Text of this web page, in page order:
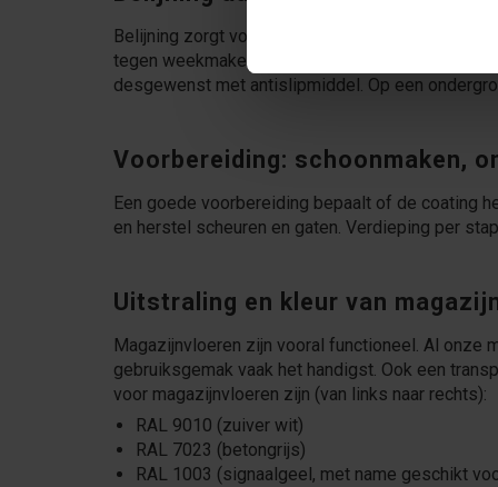
Belijning zorgt voor veiligheid, orde en
tegen weekmakers, olie en vocht. Coat eerst het
desgewenst met antislipmiddel. Op een
Voorbereiding: schoonmaken,
Een goede voorbereiding bepaalt of de coating
en herstel scheuren en gaten. Verdieping per
Uitstraling en kleur van
Magazijnvloeren zijn vooral functioneel. Al onze
gebruiksgemak vaak het handigst. Ook een
voor magazijnvloeren zijn (van links naar rechts):
RAL 9010 (zuiver wit)
RAL 7023 (betongrijs)
RAL 1003 (signaalgeel, met name geschikt